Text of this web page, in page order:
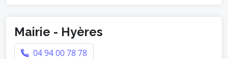
Mairie - Hyères
04 94 00 78 78